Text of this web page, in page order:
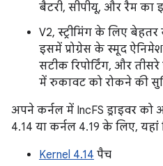
बैटरी, सीपीयू, और रैम का
V2, स्ट्रीमिंग के लिए
इसमें प्रोग्रेस के स्मूद
सटीक रिपोर्टिंग, और
में रुकावट को रोकने की
अपने कर्नल में IncFS ड्राइवर
4.14 या कर्नल 4.19 के लिए,
Kernel 4.14 पैच